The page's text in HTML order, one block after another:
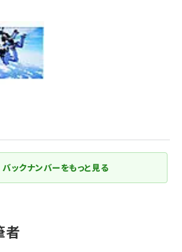
バックナンバーをもっと見る
者